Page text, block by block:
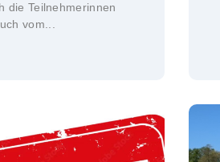
die Teilnehmerinnen
vom...